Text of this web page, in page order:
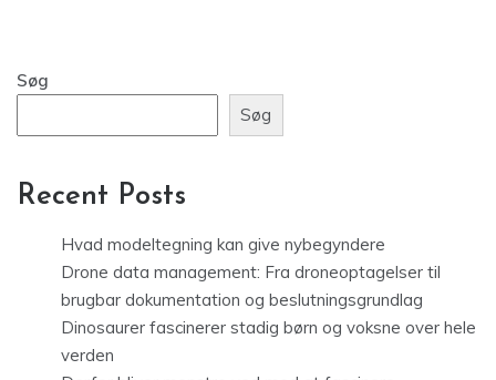
Søg
Søg
Recent Posts
Hvad modeltegning kan give nybegyndere
Drone data management: Fra droneoptagelser til
brugbar dokumentation og beslutningsgrundlag
Dinosaurer fascinerer stadig børn og voksne over hele
verden